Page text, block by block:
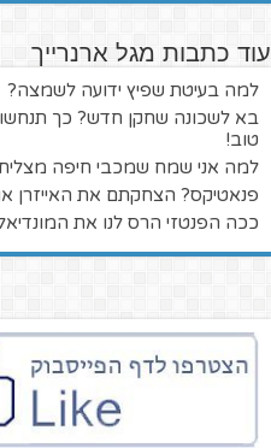
עוד כתבות מגל ארנרייך
למה בעיטת שפיץ ידועה לשמצה?
בא לשכונה שחקן חדש? כך
טוב!
למה אני שמח שמכבי חיפה
פנאטיקס? הצחקתם את האייזרן
ככה הפנטזי הרס לנו את